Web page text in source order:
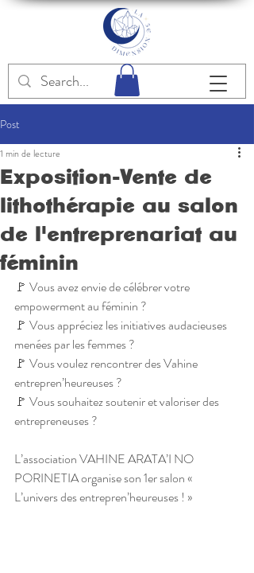
Post
Exposition-Vente de
lithothérapie au salon
de l'entreprenariat au
féminin
1 min de lecture
🚩 Vous avez envie de célébrer votre
empowerment au féminin ?
🚩 Vous appréciez les initiatives audacieuses
menées par les femmes ?
🚩 Vous voulez rencontrer des Vahine
entrepren’heureuses ?
🚩 Vous souhaitez soutenir et valoriser des
entrepreneuses ?
L’association VAHINE ARATA’I NO
PORINETIA organise son 1er salon «
L’univers des entrepren’heureuses ! »